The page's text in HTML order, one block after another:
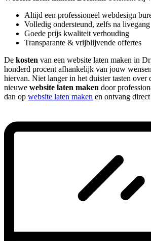
Altijd een professioneel webdesign
Volledig ondersteund, zelfs na livegang
Goede prijs kwaliteit verhouding
Transparante & vrijblijvende offertes
De kosten van een website laten maken in
honderd procent afhankelijk van jouw
hiervan. Niet langer in het duister tasten
nieuwe website laten maken door
dan op website laten maken en ontvang